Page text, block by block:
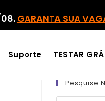
GARANTA SUA
Suporte TESTAR
Pesquise